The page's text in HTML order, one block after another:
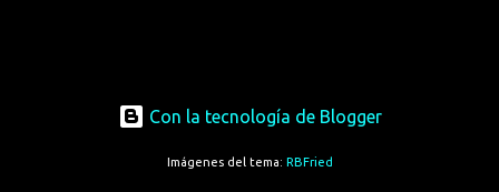
Con la tecnología de Blogger
Imágenes del tema: RBFried